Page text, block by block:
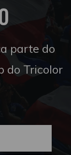
parte do
do Tricolor